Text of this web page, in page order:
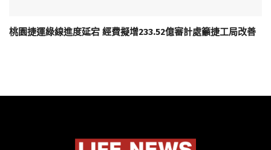
桃園捷運綠線進度延宕 經費擬增233.52億審計處籲捷工局改善